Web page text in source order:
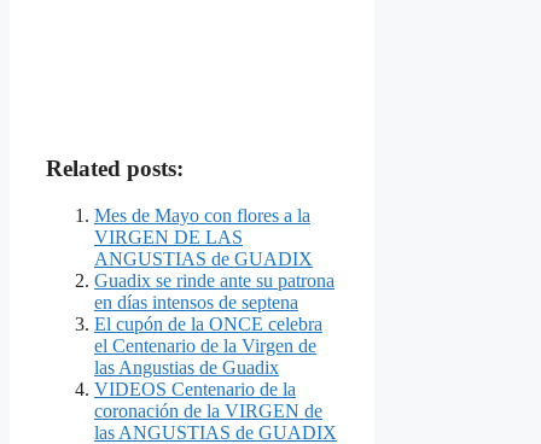
Related posts:
Mes de Mayo con flores a la
VIRGEN DE LAS
ANGUSTIAS de GUADIX
Guadix se rinde ante su patrona
en días intensos de septena
El cupón de la ONCE celebra
el Centenario de la Virgen de
las Angustias de Guadix
VIDEOS Centenario de la
coronación de la VIRGEN de
las ANGUSTIAS de GUADIX